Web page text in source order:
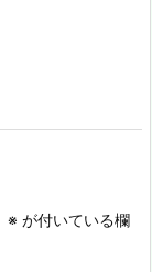
※ が付いている欄